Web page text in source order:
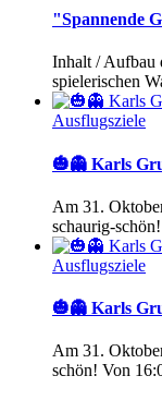
"Spannende
Inhalt / Aufbau
spielerischen
Ausflugsziele
🎃👻 Karls
Am 31.
schaurig-
Ausflugsziele
🎃👻 Karls
Am 31.
schön! Von